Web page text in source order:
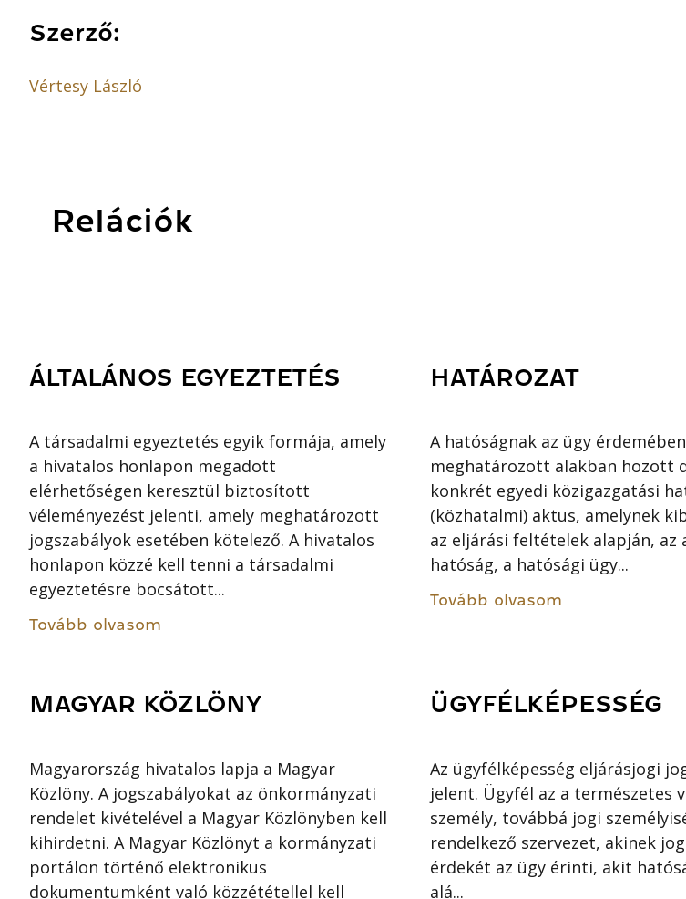
Szerző:
Vértesy László
Relációk
ÁLTALÁNOS EGYEZTETÉS
A társadalmi egyeztetés egyik formája, amely
a hivatalos honlapon megadott
elérhetőségen keresztül biztosított
véleményezést jelenti, amely meghatározott
jogszabályok esetében kötelező. A hivatalos
honlapon közzé kell tenni a társadalmi
egyeztetésre bocsátott...
Tovább olvasom
HATÁROZAT
A hatóságnak az ügy
meghatározott alakban hozott
konkrét egyedi közigazgatási
(közhatalmi) aktus, amelynek
az eljárási feltételek alapján, az
hatóság, a hatósági ügy...
Tovább olvasom
MAGYAR KÖZLÖNY
Magyarország hivatalos lapja a Magyar
Közlöny. A jogszabályokat az önkormányzati
rendelet kivételével a Magyar Közlönyben kell
kihirdetni. A Magyar Közlönyt a kormányzati
portálon történő elektronikus
dokumentumként való közzététellel kell
ÜGYFÉLKÉPESSÉG
Az ügyfélképesség eljárásjogi
jelent. Ügyfél az a természetes
személy, továbbá jogi
rendelkező szervezet, akinek
érdekét az ügy érinti, akit
alá...